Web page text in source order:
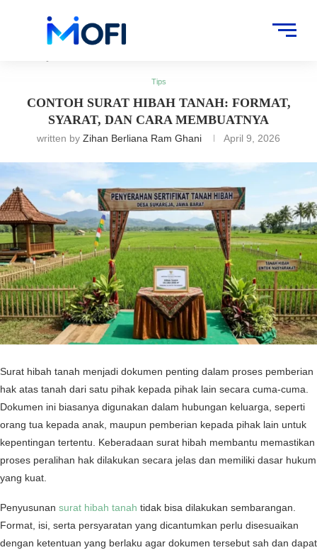
Tips » Contoh Surat Hibah Tanah: Format, Syarat, dan Cara
Tips
CONTOH SURAT HIBAH TANAH: FORMAT,
SYARAT, DAN CARA MEMBUATNYA
written by Zihan Berliana Ram Ghani April 9, 2026
Surat hibah tanah menjadi dokumen penting dalam proses pemberian
hak atas tanah dari satu pihak kepada pihak lain secara cuma-cuma.
Dokumen ini biasanya digunakan dalam hubungan keluarga, seperti
orang tua kepada anak, maupun pemberian kepada pihak lain untuk
kepentingan tertentu. Keberadaan surat hibah membantu memastikan
proses peralihan hak dilakukan secara jelas dan memiliki dasar hukum
yang kuat.
Penyusunan surat hibah tanah tidak bisa dilakukan sembarangan.
Format, isi, serta persyaratan yang dicantumkan perlu disesuaikan
dengan ketentuan yang berlaku agar dokumen tersebut sah dan dapat